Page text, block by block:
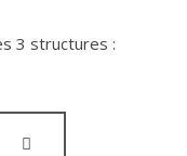
3 structures :